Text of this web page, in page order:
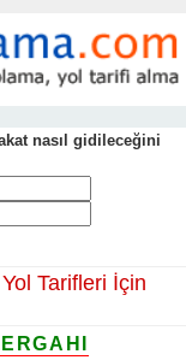
nasıl gidileceğini
Tarifleri İçin